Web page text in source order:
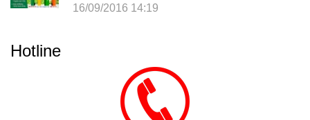
Trong Cả Nước: Hà Nội, Hải Phòng, Hồ Chí Minh,
16/09/2016 14:19
Hotline